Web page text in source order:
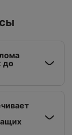
до